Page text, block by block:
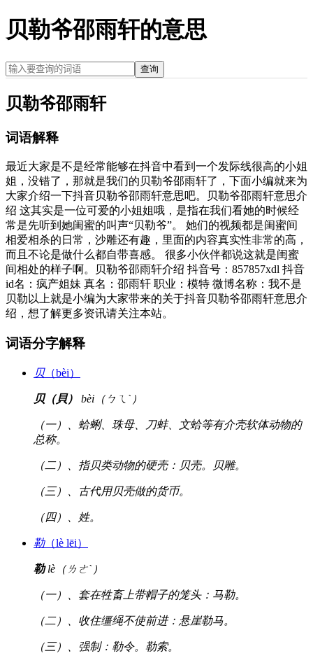
贝勒爷邵雨轩的意思
查询
贝勒爷邵雨轩
词语解释
最近大家是不是经常能够在抖音中看到一个发际线很高的小姐
姐，没错了，那就是我们的贝勒爷邵雨轩了，下面小编就来为
大家介绍一下抖音贝勒爷邵雨轩意思吧。贝勒爷邵雨轩意思介
绍 这其实是一位可爱的小姐姐哦，是指在我们看她的时候经
常是先听到她闺蜜的叫声“贝勒爷”。 她们的视频都是闺蜜间
相爱相杀的日常，沙雕还有趣，里面的内容真实性非常的高，
而且不论是做什么都自带喜感。 很多小伙伴都说这就是闺蜜
间相处的样子啊。贝勒爷邵雨轩介绍 抖音号：857857xdl 抖音
id名：疯产姐妹 真名：邵雨轩 职业：模特 微博名称：我不是
贝勒以上就是小编为大家带来的关于抖音贝勒爷邵雨轩意思介
绍，想了解更多资讯请关注本站。
词语分字解释
贝（bèi）
贝（貝） bèi（ㄅㄟˋ）
（一）、蛤蜊、珠母、刀蚌、文蛤等有介壳软体动物的
总称。
（二）、指贝类动物的硬壳：贝壳。贝雕。
（三）、古代用贝壳做的货币。
（四）、姓。
勒（lè lēi）
勒lè（ㄌㄜˋ）
（一）、套在牲畜上带帽子的笼头：马勒。
（二）、收住缰绳不使前进：悬崖勒马。
（三）、强制：勒令。勒索。